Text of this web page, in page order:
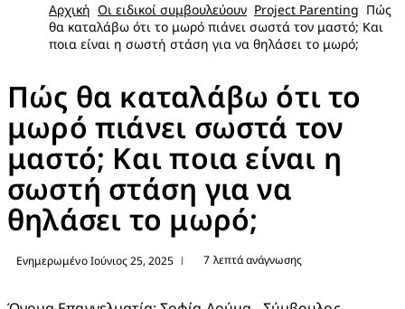
Αρχική Οι ειδικοί συμβουλεύουν Project Parenting Πώς
θα καταλάβω ότι το μωρό πιάνει σωστά τον μαστό; Και
ποια είναι η σωστή στάση για να θηλάσει το μωρό;
Πώς θα καταλάβω ότι το
μωρό πιάνει σωστά τον
μαστό; Και ποια είναι η
σωστή στάση για να
θηλάσει το μωρό;
Ενημερωμένο Ιούνιος 25, 2025 | 7 λεπτά ανάγνωσης